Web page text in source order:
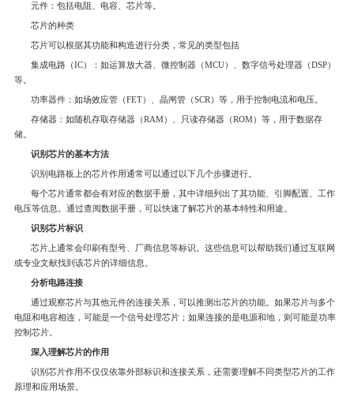
元件：包括电阻、电容、芯片等。
芯片的种类
芯片可以根据其功能和构造进行分类，常见的类型包括
集成电路（IC）：如运算放大器、微控制器（MCU）、数字信号处理器（DSP）
等。
功率器件：如场效应管（FET）、晶闸管（SCR）等，用于控制电流和电压。
存储器：如随机存取存储器（RAM）、只读存储器（ROM）等，用于数据存
储。
识别芯片的基本方法
识别电路板上的芯片作用通常可以通过以下几个步骤进行。
每个芯片通常都会有对应的数据手册，其中详细列出了其功能、引脚配置、工作
电压等信息。通过查阅数据手册，可以快速了解芯片的基本特性和用途。
识别芯片标识
芯片上通常会印刷有型号、厂商信息等标识。这些信息可以帮助我们通过互联网
或专业文献找到该芯片的详细信息。
分析电路连接
通过观察芯片与其他元件的连接关系，可以推测出芯片的功能。如果芯片与多个
电阻和电容相连，可能是一个信号处理芯片；如果连接的是电源和地，则可能是功率
控制芯片。
深入理解芯片的作用
识别芯片作用不仅仅依靠外部标识和连接关系，还需要理解不同类型芯片的工作
原理和应用场景。